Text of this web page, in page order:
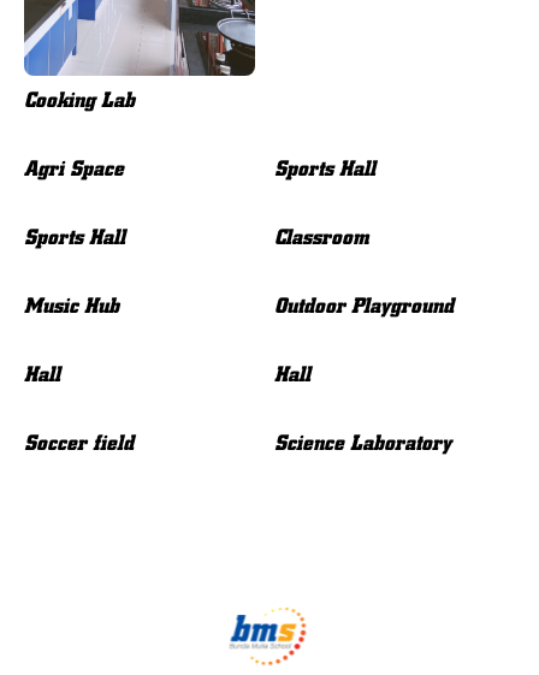
Cooking Lab
Agri Space Sports Hall
Sports Hall Classroom
Music Hub Outdoor Playground
Hall Hall
Soccer field Science Laboratory